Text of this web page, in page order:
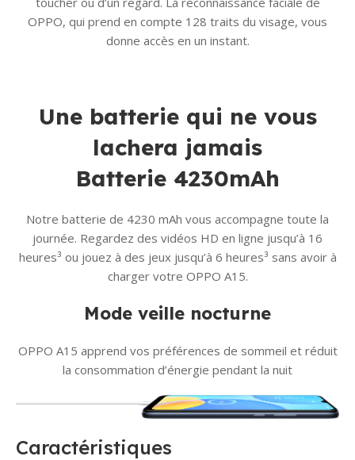
OPPO, qui prend en compte 128 traits du visage, vous
donne accès en un instant.
Une batterie qui ne vous
lachera jamais
Batterie 4230mAh
Notre batterie de 4230 mAh vous accompagne toute la
journée. Regardez des vidéos HD en ligne jusqu’à 16
heures³ ou jouez à des jeux jusqu’à 6 heures³ sans avoir à
charger votre OPPO A15.
Mode veille nocturne
OPPO A15 apprend vos préférences de sommeil et réduit
la consommation d’énergie pendant la nuit
Caractéristiques